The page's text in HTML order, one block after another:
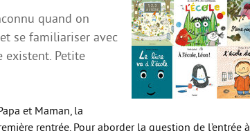
quand on
se familiariser avec
existent. Petite
et Maman, la
rentrée. Pour aborder la question de l’entrée à